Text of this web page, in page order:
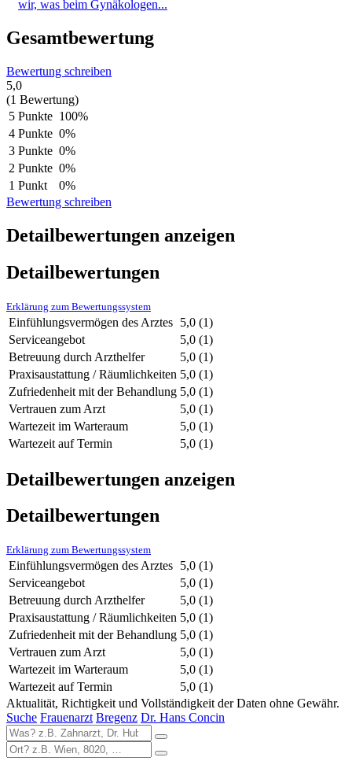
wir, was beim Gynäkologen...
Gesamtbewertung
Bewertung schreiben
5,0
(1 Bewertung)
5 Punkte 100%
4 Punkte 0%
3 Punkte 0%
2 Punkte 0%
1 Punkt
0%
Bewertung schreiben
Detailbewertungen anzeigen
Detailbewertungen
Erklärung zum Bewertungssystem
Einfühlungsvermögen des Arztes 5,0 (1)
Serviceangebot
5,0 (1)
Betreuung durch Arzthelfer
5,0 (1)
Praxisaustattung / Räumlichkeiten 5,0 (1)
Zufriedenheit mit der Behandlung 5,0 (1)
Vertrauen zum Arzt
5,0 (1)
Wartezeit im Warteraum
5,0 (1)
Wartezeit auf Termin
5,0 (1)
Detailbewertungen anzeigen
Detailbewertungen
Erklärung zum Bewertungssystem
Einfühlungsvermögen des Arztes 5,0 (1)
Serviceangebot
5,0 (1)
Betreuung durch Arzthelfer
5,0 (1)
Praxisaustattung / Räumlichkeiten 5,0 (1)
Zufriedenheit mit der Behandlung 5,0 (1)
Vertrauen zum Arzt
5,0 (1)
Wartezeit im Warteraum
5,0 (1)
Wartezeit auf Termin
5,0 (1)
Aktualität, Richtigkeit und Vollständigkeit der Daten ohne Gewähr.
Suche Frauenarzt Bregenz Dr. Hans Concin